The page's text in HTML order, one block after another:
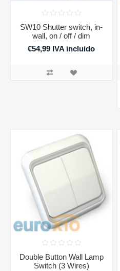
SW10 Shutter switch, in-
wall, on / off / dim
€54,99 IVA incluido
Double Button Wall Lamp
Switch (3 Wires)